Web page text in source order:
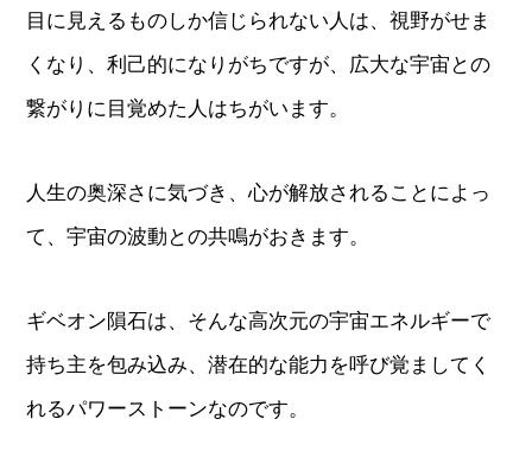
目に見えるものしか信じられない人は、視野がせま
くなり、利己的になりがちですが、広大な宇宙との
繋がりに目覚めた人はちがいます。
人生の奥深さに気づき、心が解放されることによっ
て、宇宙の波動との共鳴がおきます。
ギベオン隕石は、そんな高次元の宇宙エネルギーで
持ち主を包み込み、潜在的な能力を呼び覚ましてく
れるパワーストーンなのです。